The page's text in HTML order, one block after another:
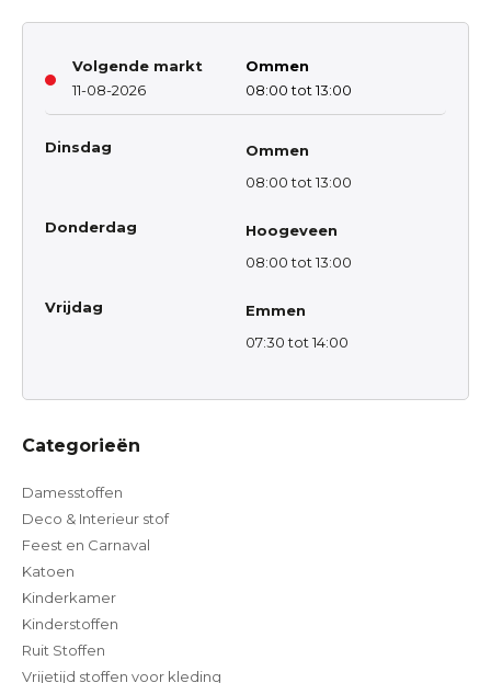
Volgende markt
11-08-2026
Ommen
08:00 tot 13:00
Dinsdag
Ommen
08:00 tot 13:00
Donderdag
Hoogeveen
08:00 tot 13:00
Vrijdag
Emmen
07:30 tot 14:00
Categorieën
Damesstoffen
Deco & Interieur stof
Feest en Carnaval
Katoen
Kinderkamer
Kinderstoffen
Ruit Stoffen
Vrijetijd stoffen voor kleding